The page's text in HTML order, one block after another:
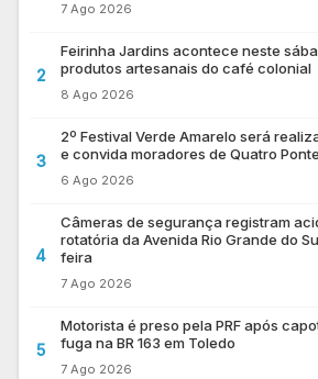
7 Ago 2026
2
Feirinha Jardins acontece neste
produtos artesanais do café colonial
8 Ago 2026
3
2º Festival Verde Amarelo será
e convida moradores de Quatro
6 Ago 2026
4
Câmeras de segurança registram
rotatória da Avenida Rio Grande do
feira
7 Ago 2026
5
Motorista é preso pela PRF após
fuga na BR 163 em Toledo
7 Ago 2026